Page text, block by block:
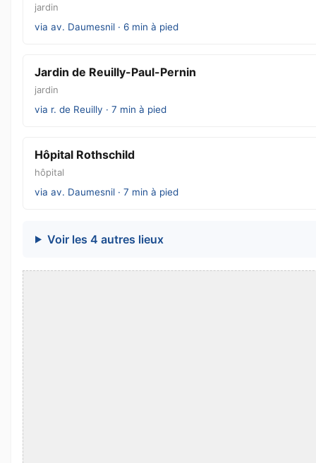
jardin
via av. Daumesnil · 6 min à pied
Jardin de Reuilly-Paul-Pernin
jardin
via r. de Reuilly · 7 min à pied
Hôpital Rothschild
hôpital
via av. Daumesnil · 7 min à pied
Voir les 4 autres lieux